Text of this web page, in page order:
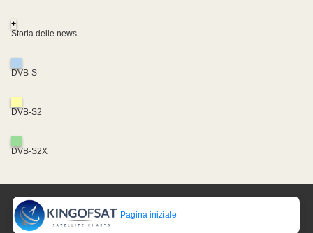
+
Storia delle news
DVB-S
DVB-S2
DVB-S2X
Pagina iniziale